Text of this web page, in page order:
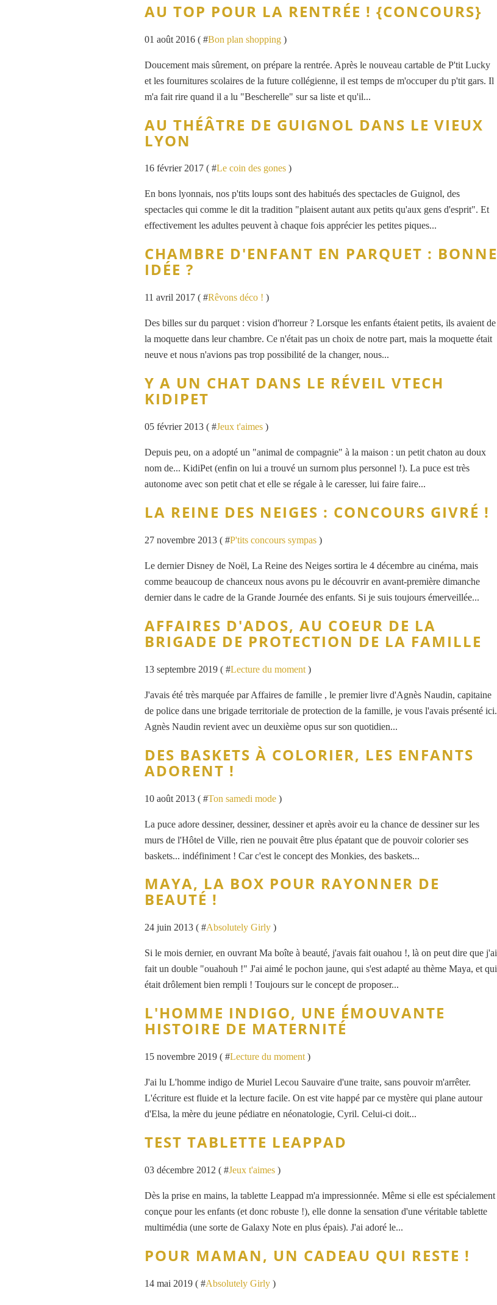
AU TOP POUR LA RENTRÉE ! {CONCOURS}
01 août 2016 ( #Bon plan shopping )
Doucement mais sûrement, on prépare la rentrée. Après le nouveau cartable de P'tit Lucky
et les fournitures scolaires de la future collégienne, il est temps de m'occuper du p'tit gars. Il
m'a fait rire quand il a lu "Bescherelle" sur sa liste et qu'il...
AU THÉÂTRE DE GUIGNOL DANS LE VIEUX
LYON
16 février 2017 ( #Le coin des gones )
En bons lyonnais, nos p'tits loups sont des habitués des spectacles de Guignol, des
spectacles qui comme le dit la tradition "plaisent autant aux petits qu'aux gens d'esprit". Et
effectivement les adultes peuvent à chaque fois apprécier les petites piques...
CHAMBRE D'ENFANT EN PARQUET : BONNE
IDÉE ?
11 avril 2017 ( #Rêvons déco ! )
Des billes sur du parquet : vision d'horreur ? Lorsque les enfants étaient petits, ils avaient de
la moquette dans leur chambre. Ce n'était pas un choix de notre part, mais la moquette était
neuve et nous n'avions pas trop possibilité de la changer, nous...
Y A UN CHAT DANS LE RÉVEIL VTECH
KIDIPET
05 février 2013 ( #Jeux t'aimes )
Depuis peu, on a adopté un "animal de compagnie" à la maison : un petit chaton au doux
nom de... KidiPet (enfin on lui a trouvé un surnom plus personnel !). La puce est très
autonome avec son petit chat et elle se régale à le caresser, lui faire faire...
LA REINE DES NEIGES : CONCOURS GIVRÉ !
27 novembre 2013 ( #P'tits concours sympas )
Le dernier Disney de Noël, La Reine des Neiges sortira le 4 décembre au cinéma, mais
comme beaucoup de chanceux nous avons pu le découvrir en avant-première dimanche
dernier dans le cadre de la Grande Journée des enfants. Si je suis toujours émerveillée...
AFFAIRES D'ADOS, AU COEUR DE LA
BRIGADE DE PROTECTION DE LA FAMILLE
13 septembre 2019 ( #Lecture du moment )
J'avais été très marquée par Affaires de famille , le premier livre d'Agnès Naudin, capitaine
de police dans une brigade territoriale de protection de la famille, je vous l'avais présenté ici.
Agnès Naudin revient avec un deuxième opus sur son quotidien...
DES BASKETS À COLORIER, LES ENFANTS
ADORENT !
10 août 2013 ( #Ton samedi mode )
La puce adore dessiner, dessiner, dessiner et après avoir eu la chance de dessiner sur les
murs de l'Hôtel de Ville, rien ne pouvait être plus épatant que de pouvoir colorier ses
baskets... indéfiniment ! Car c'est le concept des Monkies, des baskets...
MAYA, LA BOX POUR RAYONNER DE
BEAUTÉ !
24 juin 2013 ( #Absolutely Girly )
Si le mois dernier, en ouvrant Ma boîte à beauté, j'avais fait ouahou !, là on peut dire que j'ai
fait un double "ouahouh !" J'ai aimé le pochon jaune, qui s'est adapté au thème Maya, et qui
était drôlement bien rempli ! Toujours sur le concept de proposer...
L'HOMME INDIGO, UNE ÉMOUVANTE
HISTOIRE DE MATERNITÉ
15 novembre 2019 ( #Lecture du moment )
J'ai lu L'homme indigo de Muriel Lecou Sauvaire d'une traite, sans pouvoir m'arrêter.
L'écriture est fluide et la lecture facile. On est vite happé par ce mystère qui plane autour
d'Elsa, la mère du jeune pédiatre en néonatologie, Cyril. Celui-ci doit...
TEST TABLETTE LEAPPAD
03 décembre 2012 ( #Jeux t'aimes )
Dès la prise en mains, la tablette Leappad m'a impressionnée. Même si elle est spécialement
conçue pour les enfants (et donc robuste !), elle donne la sensation d'une véritable tablette
multimédia (une sorte de Galaxy Note en plus épais). J'ai adoré le...
POUR MAMAN, UN CADEAU QUI RESTE !
14 mai 2019 ( #Absolutely Girly )